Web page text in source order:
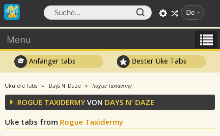
De
Menu
Anfänger tabs Bester Uke Tabs
Ukulele Tabs Days N' Daze Rogue Taxidermy
ROGUE TAXIDERMYVON DAYS N' DAZE
Uke tabs from Rogue Taxidermy